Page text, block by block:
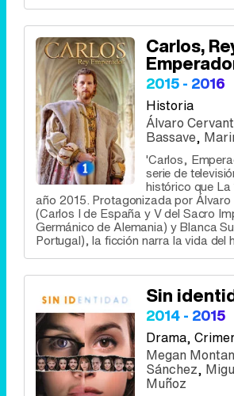
Carlos,
2015 - 2016
Historia
Álvaro
Bassave,
'Carlos,
serie de
histórico que La
año 2015. Protagonizada por Álvaro
(Carlos I de España y V del Sacro
Germánico de Alemania) y Blanca
Portugal), la ficción narra la vida del
Sin
2014 - 2015
Drama,
Megan
Sánchez,
Muñoz